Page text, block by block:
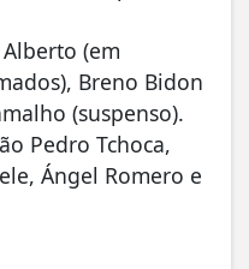
(em
Breno Bidon
(suspenso).
Pedro Tchoca,
Ángel Romero e